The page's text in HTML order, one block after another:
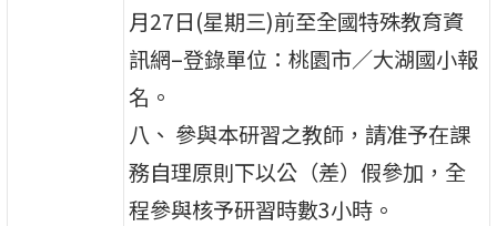
月27日(星期三)前至全國特殊教育資
訊網–登錄單位：桃園市／大湖國小報
名。
八、 參與本研習之教師，請准予在課
務自理原則下以公（差）假參加，全
程參與核予研習時數3小時。